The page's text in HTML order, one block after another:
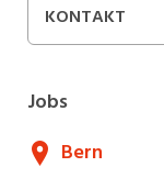
KONTAKT
+41 31 378 24 24
E-Mail
Jobs
Bern